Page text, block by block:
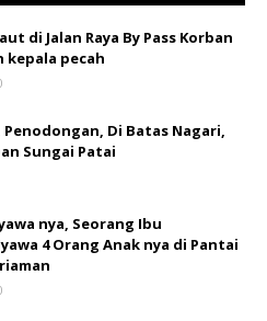
di Jalan Raya By Pass Korban
kepala pecah
Di Batas Nagari,
Sungai Patai
nya, Seorang Ibu
4 Orang Anak nya di Pantai